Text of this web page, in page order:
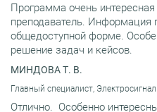
Программа очень
преподаватель. Информация
общедоступной форме.
решение задач и кейсов.
МИНДОВА Т. В.
Главный специалист,
Отлично. Особенно